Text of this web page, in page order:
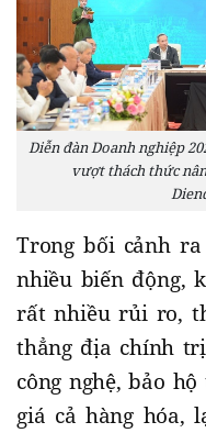
Diễn đàn Doanh nghiệp
vượt thách thức
Trong bối cảnh
nhiều biến động,
rất nhiều rủi ro,
thẳng địa chính
công nghệ, bảo
giá cả hàng hóa,